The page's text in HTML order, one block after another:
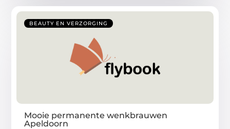
BEAUTY EN VERZORGING
Mooie permanente wenkbrauwen
Apeldoorn